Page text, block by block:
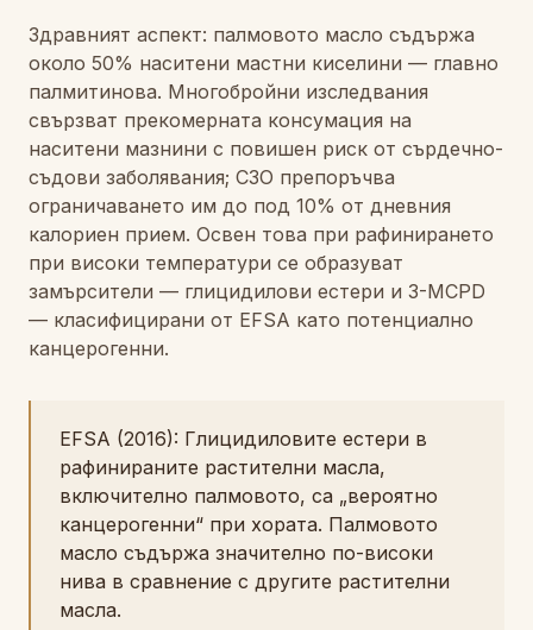
Здравният аспект: палмовото масло съдържа
около 50% наситени мастни киселини — главно
палмитинова. Многобройни изследвания
свързват прекомерната консумация на
наситени мазнини с повишен риск от сърдечно-
съдови заболявания; СЗО препоръчва
ограничаването им до под 10% от дневния
калориен прием. Освен това при рафинирането
при високи температури се образуват
замърсители — глицидилови естери и 3-MCPD
— класифицирани от EFSA като потенциално
канцерогенни.
EFSA (2016): Глицидиловите естери в
рафинираните растителни масла,
включително палмовото, са „вероятно
канцерогенни“ при хората. Палмовото
масло съдържа значително по-високи
нива в сравнение с другите растителни
масла.